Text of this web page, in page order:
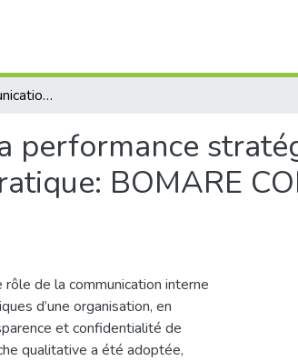
Le rôle de la communication interne dans la performance stratégique : entre transparence et confidentialité: cas pratique: BOMARE COMPANY (Stream System)-Bir Touta-
performance
BOMARE
de la communication interne
d’une organisation, en
et confidentialité de
qualitative a été adoptée,